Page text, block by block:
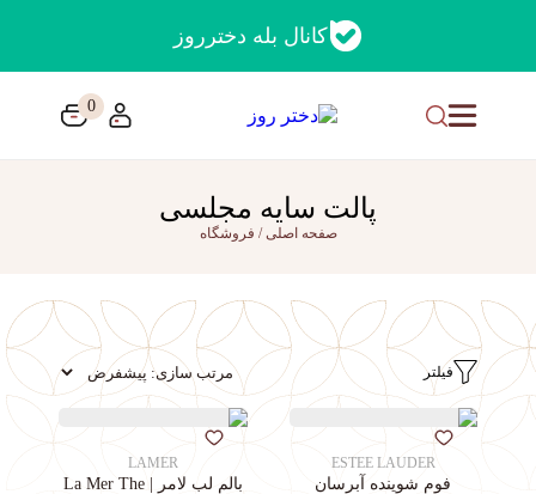
کانال بله دخترروز
0
پالت سایه مجلسی
صفحه اصلی/ فروشگاه
فیلتر
ESTEE LAUDER
فوم شوینده آبرسان
LAMER
بالم لب لامر | La Mer The